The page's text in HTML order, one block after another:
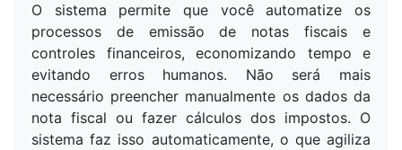
O sistema permite que você automatize os
processos de emissão de notas fiscais e
controles financeiros, economizando tempo e
evitando erros humanos. Não será mais
necessário preencher manualmente os dados da
nota fiscal ou fazer cálculos dos impostos. O
sistema faz isso automaticamente, o que agiliza